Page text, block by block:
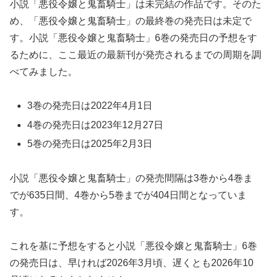
小説「悪役令嬢と鬼畜騎士」は未完結の作品です。そのた
め、「悪役令嬢と鬼畜騎士」の最終巻の発売日は未定で
す。小説「悪役令嬢と鬼畜騎士」6巻の発売日の予想をす
るために、ここ最近の最新刊が発売されるまでの周期を調
べてみました。
3巻の発売日は2022年4月1日
4巻の発売日は2023年12月27日
5巻の発売日は2025年2月3日
小説「悪役令嬢と鬼畜騎士」の発売間隔は3巻から4巻ま
でが635日間、4巻から5巻までが404日間となっていま
す。
これを基に予想をすると小説「悪役令嬢と鬼畜騎士」6巻
の発売日は、早ければ2026年3月頃、遅くとも2026年10